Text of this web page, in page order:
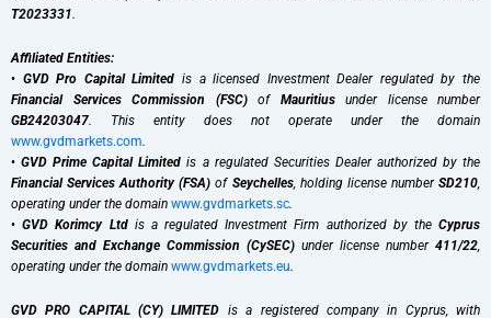
T2023331.
Affiliated Entities:
• GVD Pro Capital Limited is a licensed Investment Dealer regulated by the
Financial Services Commission (FSC)of Mauritiusunder license number
GB24203047. This entity does not operate under the domain
www.gvdmarkets.com.
•GVD Prime Capital Limited is a regulated Securities Dealer authorized by the
Financial Services Authority (FSA) of Seychelles, holding license numberSD210,
operating under the domain www.gvdmarkets.sc.
•GVD Korimcy Ltdis a regulated Investment Firm authorized by theCyprus
Securities and Exchange Commission (CySEC) under license number 411/22,
operating under the domain www.gvdmarkets.eu.
GVD PRO CAPITAL (CY) LIMITED is a registered company in Cyprus, with